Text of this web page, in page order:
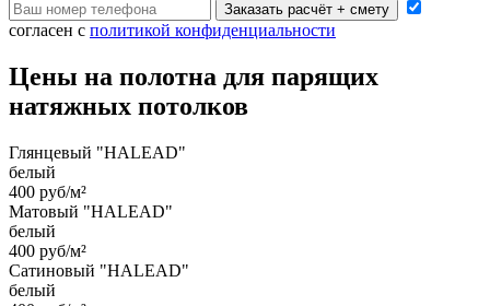
Заказать расчёт + смету
согласен с политикой конфиденциальности
Цены на полотна для парящих
натяжных потолков
Глянцевый "HALEAD"
белый
400 руб/м²
Матовый "HALEAD"
белый
400 руб/м²
Сатиновый "HALEAD"
белый